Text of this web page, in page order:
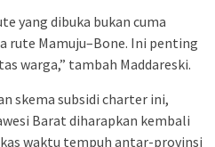
yang dibuka bukan cuma
rute Mamuju–Bone. Ini penting
warga,” tambah Maddareski.
skema subsidi charter ini,
Barat diharapkan kembali
waktu tempuh antar-provinsi